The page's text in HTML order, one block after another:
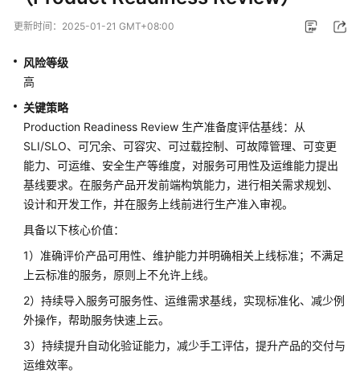
术
架
与
实
越
架
构
技
框
架
简
介
韧
性
更新时间： 2025-01-21 GMT+08:00
风险等级
高
关键策略
Production Readiness Review 生产准备度评估基线：从
SLI/SLO、可冗余、可容灾、可过载控制、可故障管理、可变更
能力、可运维、安全生产等维度，对服务可用性及运维能力提出
基线要求。在服务产品开发前端构筑能力，进行相关需求规划、
设计和开发工作，并在服务上线前进行生产准入审视。
具备以下核心价值：
1）准确评价产品可用性、维护能力并明确相关上线标准；不满足
上云标准的服务，原则上不允许上线。
2）持续导入服务可服务性、运维需求基线，实现标准化、减少例
外操作，帮助服务快速上云。
3）持续提升自动化验证能力，减少手工评估，提升产品的交付与
运维效率。